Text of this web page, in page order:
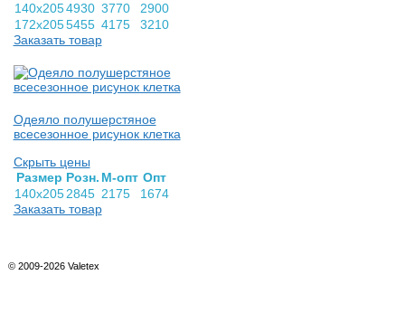
140х2054930 3770
2900
172х2055455 4175
3210
Заказать товар
Одеяло полушерстяное
всесезонное рисунок клетка
Скрыть цены
Раз­мер Розн. М-опт Опт
140х205 2845 2175
1674
Заказать товар
© 2009-2026 Valetex